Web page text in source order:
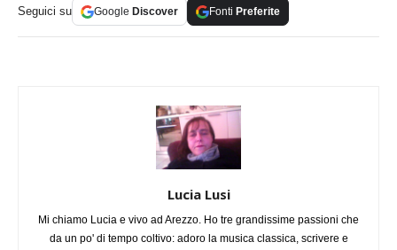
Seguici su Google Discover Fonti Preferite
Lucia Lusi
Mi chiamo Lucia e vivo ad Arezzo. Ho tre grandissime passioni che
da un po' di tempo coltivo: adoro la musica classica, scrivere e